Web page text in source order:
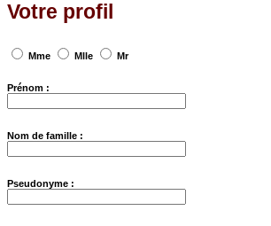
Votre profil
Mme Mlle Mr
Prénom :
Nom de famille :
Pseudonyme :